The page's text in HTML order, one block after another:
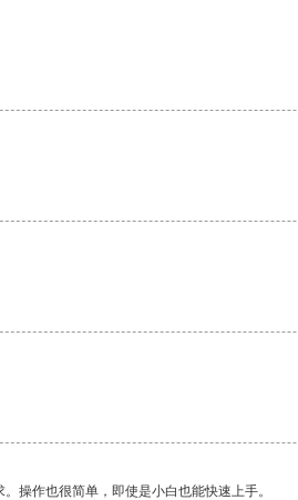
操作也很简单，即使是小白也能快速上手。